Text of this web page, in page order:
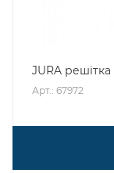
JURA
Арт.: 67972